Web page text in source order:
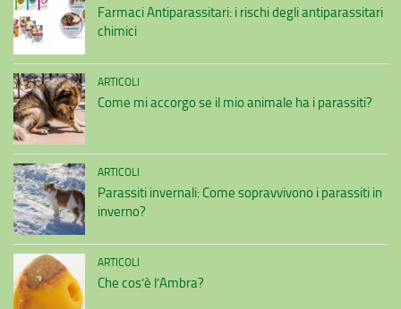
Farmaci Antiparassitari: i rischi degli antiparassitari
chimici
ARTICOLI
Come mi accorgo se il mio animale ha i parassiti?
ARTICOLI
Parassiti invernali: Come sopravvivono i parassiti in
inverno?
ARTICOLI
Che cos’è l’Ambra?